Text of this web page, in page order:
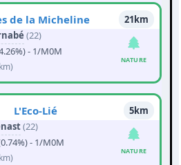
de la Micheline
21km
(22)
- 1/M0M
NATURE
L'Eco-Lié
5km
(22)
- 1/M0M
NATURE